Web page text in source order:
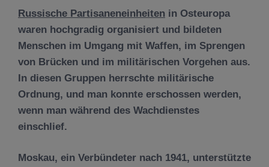
Russische Partisaneneinheiten in Osteuropa
waren hochgradig organisiert und bildeten
Menschen im Umgang mit Waffen, im Sprengen
von Brücken und im militärischen Vorgehen aus.
In diesen Gruppen herrschte militärische
Ordnung, und man konnte erschossen werden,
wenn man während des Wachdienstes
einschlief.
Moskau, ein Verbündeter nach 1941, unterstützte